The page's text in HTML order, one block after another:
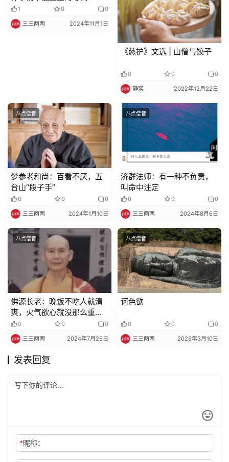
1 0 0
三三两两 2024年11月1日
《慈护》文选 | 山僧与饺子
0 0 0
静瑛 2022年12月22日
八点僧音
梦参老和尚：百看不厌，五
台山“段子手”
0 0 0
三三两两 2024年1月10日
八点僧音
济群法师：有一种不负责，
叫命中注定
0 0 0
三三两两 2024年8月6日
八点僧音
佛源长老：晚饭不吃人就清
爽，火气欲心就没那么重…
0 0 0
三三两两 2024年7月26日
八点僧音
诃色欲
0 0 0
三三两两 2025年3月10日
发表回复
*昵称：